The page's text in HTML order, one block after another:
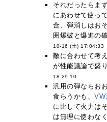
それだったらま
にあわせて使っ
合、弾消しはお
囲爆破と爆進の
10-16 (土) 17:04:33
敵に合わせて考
が性能議論で盛
18:29:10
汎用の弾ならお
食らうかも、VW
に比して火力は
は無理に使わな